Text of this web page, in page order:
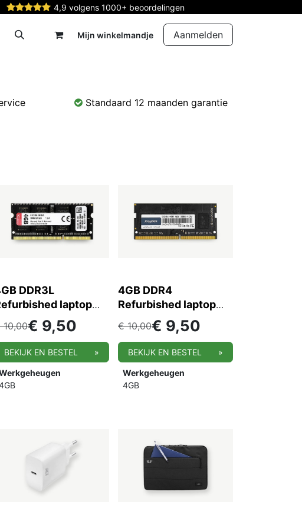
4,9 volgens 1000+ beoordelingen
Mijn winkelmandje Aanmelden
Standaard 12 maanden garantie
DDR3L
laptop
werkgeheugen
10,00€ 9,50
BEKIJK EN BESTEL »
4GB DDR4
Refurbished laptop
werkgeheugen
€10,00€ 9,50
BEKIJK EN BESTEL »
Werkgeheugen
4GB